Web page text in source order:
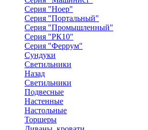
Серия "Ноер"
Серия "Портальный"
Серия "Промышленный"
Серия "РК10"
Серия "Феррум"
Сундуки
Светильники
Назад
Светильники
Подвесные
Настенные
Настольные
Торшеры